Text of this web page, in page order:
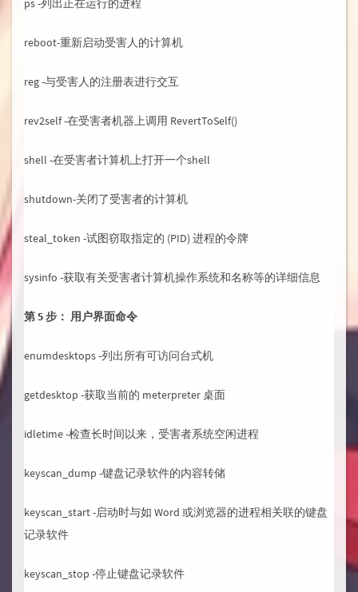
ps -列出正在运行的进程
reboot-重新启动受害人的计算机
reg -与受害人的注册表进行交互
rev2self -在受害者机器上调用 RevertToSelf()
shell -在受害者计算机上打开一个shell
shutdown-关闭了受害者的计算机
steal_token -试图窃取指定的 (PID) 进程的令牌
sysinfo -获取有关受害者计算机操作系统和名称等的详细信息
第 5 步： 用户界面命令
enumdesktops -列出所有可访问台式机
getdesktop -获取当前的 meterpreter 桌面
idletime -检查长时间以来，受害者系统空闲进程
keyscan_dump -键盘记录软件的内容转储
keyscan_start -启动时与如 Word 或浏览器的进程相关联的键盘
记录软件
keyscan_stop -停止键盘记录软件